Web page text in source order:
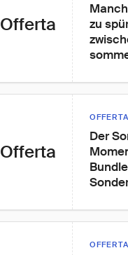
Offerta
zu
Offerta
OFFERTA
Der
OFFERTA